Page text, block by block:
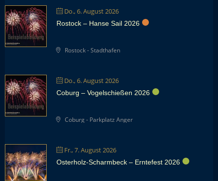
Do., 6. August 2026
Rostock – Hanse Sail 2026
Rostock - Stadthafen
Do., 6. August 2026
Coburg – Vogelschießen 2026
Coburg - Parkplatz Anger
Fr., 7. August 2026
Osterholz-Scharmbeck – Erntefest 2026